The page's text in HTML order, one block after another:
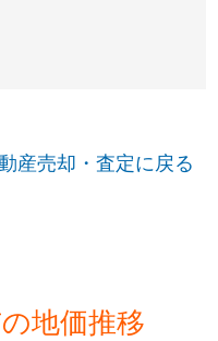
産売却・査定に戻る
地価推移